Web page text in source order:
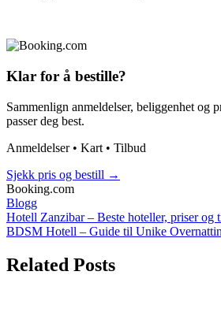
Klar for å bestille?
Sammenlign anmeldelser, beliggenhet og
passer deg best.
Anmeldelser • Kart • Tilbud
Sjekk pris og bestill →
Booking.com
Blogg
Post
navigation
Hotell Zanzibar – Beste hoteller, priser og
BDSM Hotell – Guide til Unike
Related Posts